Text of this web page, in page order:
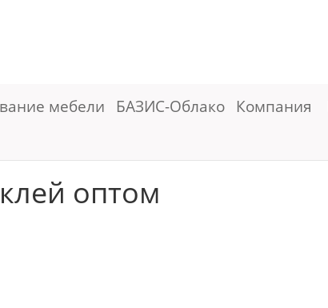
мебели БАЗИС-Облако Компания
оптом